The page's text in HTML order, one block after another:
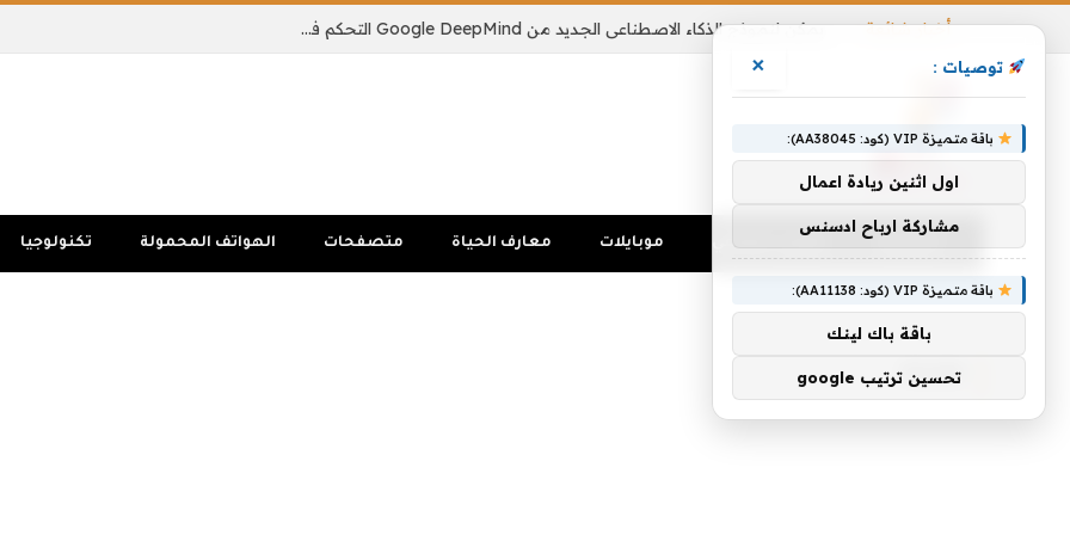
أخبار شائعة يمكن لنموذج الذكاء الاصطناعي الجديد من Google DeepMind التحكم في جسم الروبوت بالكامل
تواصل اجتماعي موبايلات معارف الحياة متصفحات الهواتف المحمولة تكنولوجيا
ROAM
توصيات : ×
باقة متميزة VIP (كود: AA38045):
اول اثنين ريادة اعمال
مشاركة ارباح ادسنس
باقة متميزة VIP (كود: AA11138):
باقة باك لينك
تحسين ترتيب google